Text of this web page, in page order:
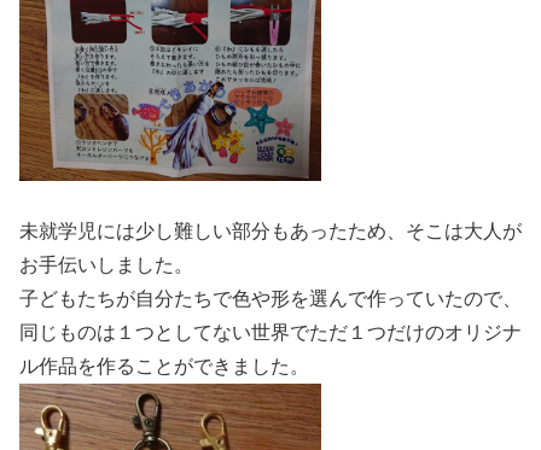
未就学児には少し難しい部分もあったため、そこは大人が
お手伝いしました。
子どもたちが自分たちで色や形を選んで作っていたので、
同じものは１つとしてない世界でただ１つだけのオリジナ
ル作品を作ることができました。